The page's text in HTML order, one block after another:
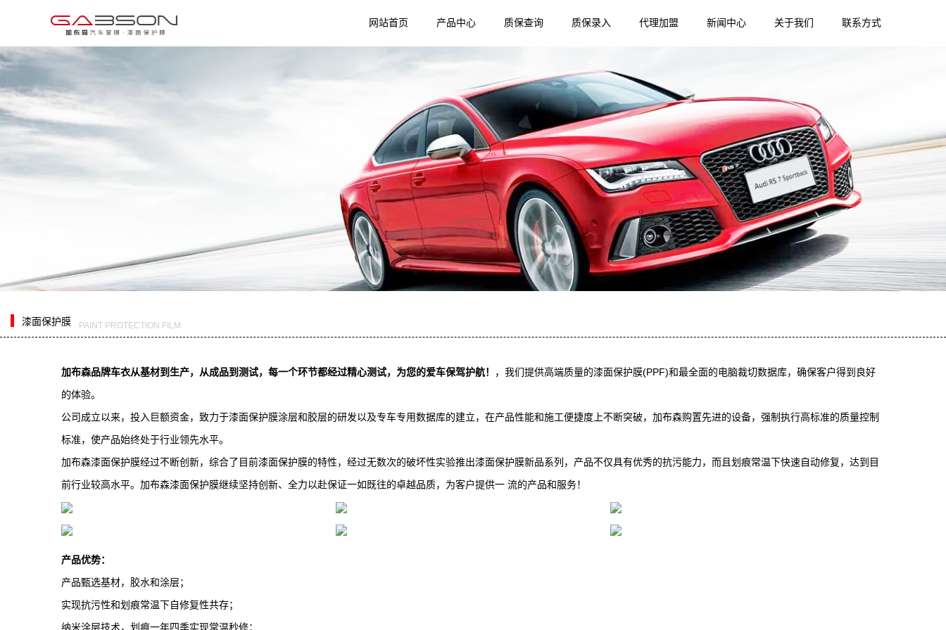
网站首页 产品中心 质保查询 质保录入 代理加盟 新闻中心 关于我们 联系方式
漆面保护膜 PAINT PROTECTION FILM
加布森品牌车衣从基材到生产，从成品到测试，每一个环节都经过精心测试，为您的爱车保驾护航！
，我们提供高端质量的漆面保护膜(PPF)和最全面的电脑裁切数据库，确保客户得到良好
的体验。
公司成立以来，投入巨额资金，致力于漆面保护膜涂层和胶层的研发以及专车专用数据库的建立，在产品性能和施工便捷度上不断突破，加布森购置先进的设备，强制执行高标准的质量控制
标准，使产品始终处于行业领先水平。
加布森漆面保护膜经过不断创新，综合了目前漆面保护膜的特性，经过无数次的破坏性实验推出漆面保护膜新品系列，产品不仅具有优秀的抗污能力，而且划痕常温下快速自动修复，达到目
前行业较高水平。加布森漆面保护膜继续坚持创新、全力以赴保证一如既往的卓越品质，为客户提供一 流的产品和服务！
产品优势：
产品甄选基材，胶水和涂层；
实现抗污性和划痕常温下自修复性共存；
纳米涂层技术，划痕一年四季实现常温秒修；